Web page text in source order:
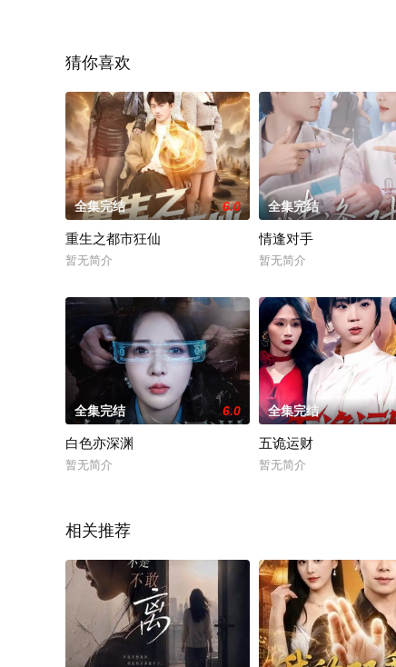
猜你喜欢
全集完结 6.0
重生之都市狂仙
暂无简介
全集完结
情逢对手
暂无简介
全集完结 6.0
白色亦深渊
暂无简介
全集完结
五诡运财
暂无简介
相关推荐